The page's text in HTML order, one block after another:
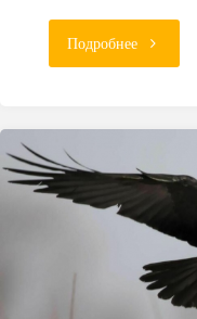
Подробнее"В
новые
объекты
по